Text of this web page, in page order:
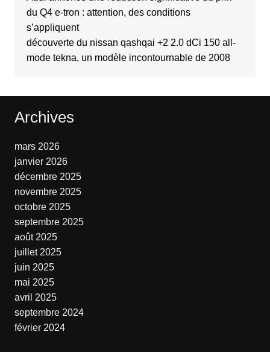
du Q4 e-tron : attention, des conditions
s’appliquent
découverte du nissan qashqai +2 2.0 dCi 150 all-
mode tekna, un modèle incontournable de 2008
Archives
mars 2026
janvier 2026
décembre 2025
novembre 2025
octobre 2025
septembre 2025
août 2025
juillet 2025
juin 2025
mai 2025
avril 2025
septembre 2024
février 2024